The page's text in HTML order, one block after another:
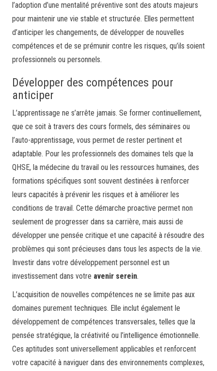
l’adoption d’une mentalité préventive sont des atouts majeurs
pour maintenir une vie stable et structurée. Elles permettent
d’anticiper les changements, de développer de nouvelles
compétences et de se prémunir contre les risques, qu’ils soient
professionnels ou personnels.
Développer des compétences pour
anticiper
L’apprentissage ne s’arrête jamais. Se former continuellement,
que ce soit à travers des cours formels, des séminaires ou
l’auto-apprentissage, vous permet de rester pertinent et
adaptable. Pour les professionnels des domaines tels que la
QHSE, la médecine du travail ou les ressources humaines, des
formations spécifiques sont souvent destinées à renforcer
leurs capacités à prévenir les risques et à améliorer les
conditions de travail. Cette démarche proactive permet non
seulement de progresser dans sa carrière, mais aussi de
développer une pensée critique et une capacité à résoudre des
problèmes qui sont précieuses dans tous les aspects de la vie.
Investir dans votre développement personnel est un
investissement dans votre avenir serein.
L’acquisition de nouvelles compétences ne se limite pas aux
domaines purement techniques. Elle inclut également le
développement de compétences transversales, telles que la
pensée stratégique, la créativité ou l’intelligence émotionnelle.
Ces aptitudes sont universellement applicables et renforcent
votre capacité à naviguer dans des environnements complexes,